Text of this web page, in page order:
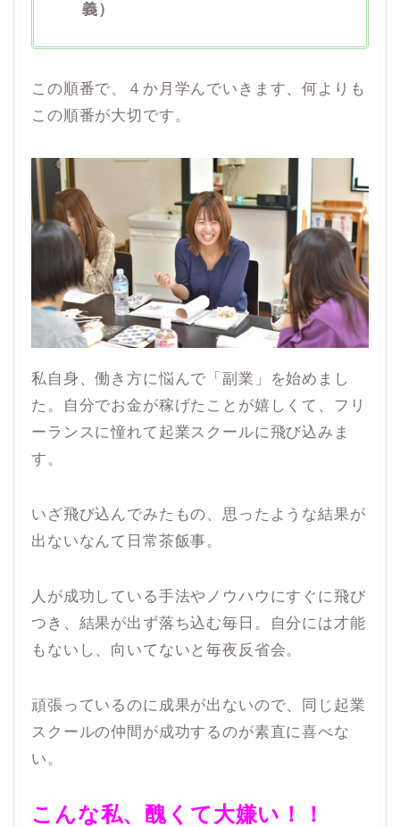
義）
この順番で、４か月学んでいきます、何よりも
この順番が大切です。
私自身、働き方に悩んで「副業」を始めまし
た。自分でお金が稼げたことが嬉しくて、フリ
ーランスに憧れて起業スクールに飛び込みま
す。
いざ飛び込んでみたもの、思ったような結果が
出ないなんて日常茶飯事。
人が成功している手法やノウハウにすぐに飛び
つき、結果が出ず落ち込む毎日。自分には才能
もないし、向いてないと毎夜反省会。
頑張っているのに成果が出ないので、同じ起業
スクールの仲間が成功するのが素直に喜べな
い。
こんな私、醜くて大嫌い！！